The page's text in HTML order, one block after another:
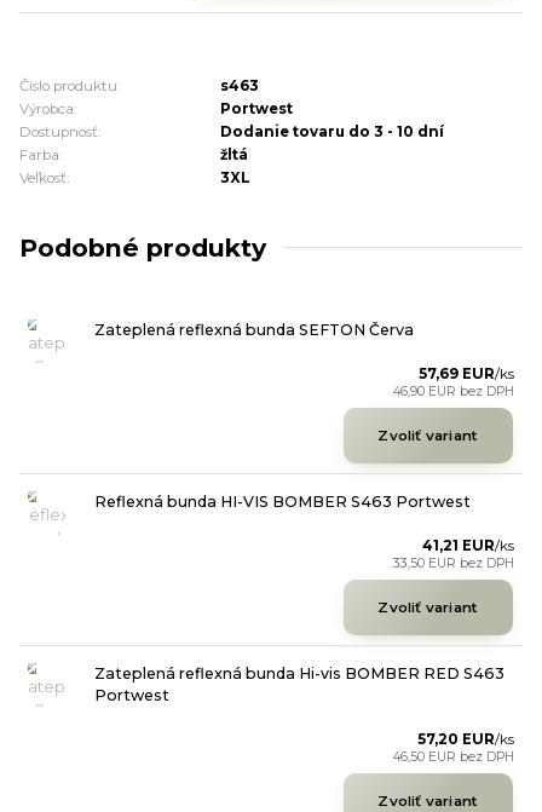
Číslo produktu:
s463
Výrobca:
Portwest
Dostupnosť:
Dodanie tovaru do 3 - 10 dní
Farba:
žltá
Veľkosť:
3XL
Podobné produkty
Zateplená reflexná bunda SEFTON Červa
57,69 EUR/ks
46,90 EUR bez DPH
Zvoliť variant
Reflexná bunda HI-VIS BOMBER S463 Portwest
41,21 EUR/ks
33,50 EUR bez DPH
Zvoliť variant
Zateplená reflexná bunda Hi-vis BOMBER RED S463
Portwest
57,20 EUR/ks
46,50 EUR bez DPH
Zvoliť variant